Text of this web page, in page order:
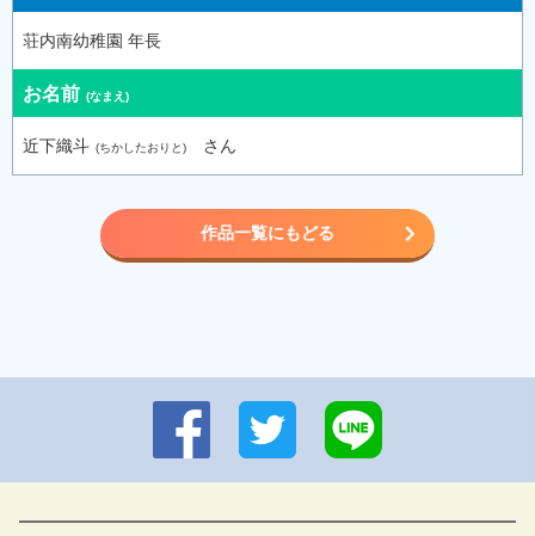
荘内南幼稚園 年長
お名前
近下織斗 さん
作品一覧にもどる